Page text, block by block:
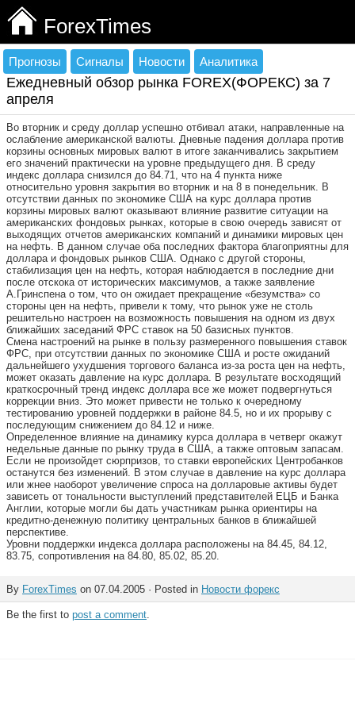
ForexTimes
Прогнозы Сигналы Новости Аналитика
Ежедневный обзор рынка FOREX(ФОРЕКС) за 7
апреля
Во вторник и среду доллар успешно отбивал атаки, направленные на
ослабление американской валюты. Дневные падения доллара против
корзины основных мировых валют в итоге заканчивались закрытием
его значений практически на уровне предыдущего дня. В среду
индекс доллара снизился до 84.71, что на 4 пункта ниже
относительно уровня закрытия во вторник и на 8 в понедельник. В
отсутствии данных по экономике США на курс доллара против
корзины мировых валют оказывают влияние развитие ситуации на
американских фондовых рынках, которые в свою очередь зависят от
выходящих отчетов американских компаний и динамики мировых цен
на нефть. В данном случае оба последних фактора благоприятны для
доллара и фондовых рынков США. Однако с другой стороны,
стабилизация цен на нефть, которая наблюдается в последние дни
после отскока от исторических максимумов, а также заявление
А.Гринспена о том, что он ожидает прекращение «безумства» со
стороны цен на нефть, привели к тому, что рынок уже не столь
решительно настроен на возможность повышения на одном из двух
ближайших заседаний ФРС ставок на 50 базисных пунктов.
Смена настроений на рынке в пользу размеренного повышения ставок
ФРС, при отсутствии данных по экономике США и росте ожиданий
дальнейшего ухудшения торгового баланса из-за роста цен на нефть,
может оказать давление на курс доллара. В результате восходящий
краткосрочный тренд индекс доллара все же может подвергнуться
коррекции вниз. Это может привести не только к очередному
тестированию уровней поддержки в районе 84.5, но и их прорыву с
последующим снижением до 84.12 и ниже.
Определенное влияние на динамику курса доллара в четверг окажут
недельные данные по рынку труда в США, а также оптовым запасам.
Если не произойдет сюрпризов, то ставки европейских Центробанков
останутся без изменений. В этом случае в давление на курс доллара
или жнее наоборот увеличение спроса на долларовые активы будет
зависеть от тональности выступлений представителей ЕЦБ и Банка
Англии, которые могли бы дать участникам рынка ориентиры на
кредитно-денежную политику центральных банков в ближайшей
перспективе.
Уровни поддержки индекса доллара расположены на 84.45, 84.12,
83.75, сопротивления на 84.80, 85.02, 85.20.
By ForexTimes on 07.04.2005 · Posted in Новости форекс
Be the first to post a comment.